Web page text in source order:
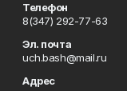
Телефон
8(347) 292-77-63
Эл. почта
uch.bash@mail.ru
Адрес